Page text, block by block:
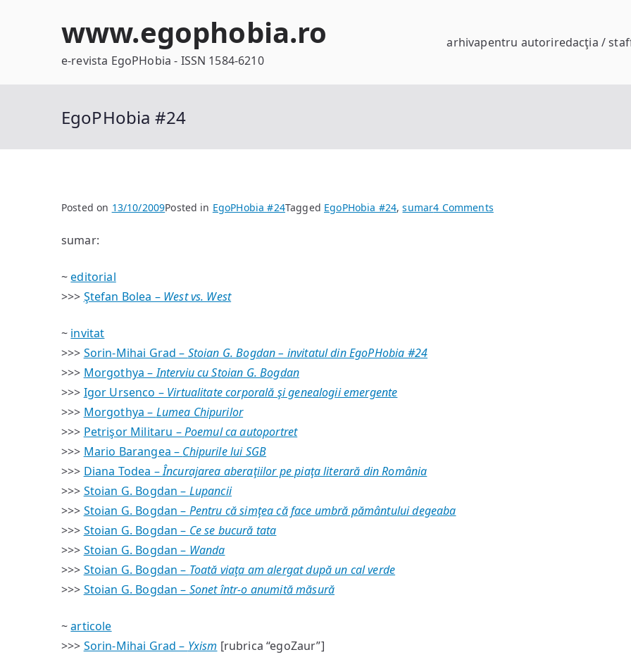
www.egophobia.ro
e-revista EgoPHobia - ISSN 1584-6210
arhivapentru autoriredacţia /
EgoPHobia #24
Posted on 13/10/2009Posted in EgoPHobia #24Tagged EgoPHobia #24,sumar4 Commentson
sumar:
~editorial
>>> Ştefan Bolea – West vs. West
~ invitat
>>> Sorin-Mihai Grad – Stoian G. Bogdan – invitatul din EgoPHobia #24
>>> Morgothya –Interviu cu Stoian G. Bogdan
>>> Igor Ursenco – Virtualitate corporală şi genealogii emergente
>>> Morgothya – Lumea Chipurilor
>>> Petrişor Militaru –Poemul ca autoportret
>>> Mario Barangea – Chipurile lui SGB
>>> Diana Todea –Încurajarea aberaţiilor pe piaţa literară din România
>>> Stoian G. Bogdan – Lupancii
>>> Stoian G. Bogdan – Pentru că simţea că face umbră pământului degeaba
>>> Stoian G. Bogdan – Ce se bucură tata
>>> Stoian G. Bogdan – Wanda
>>> Stoian G. Bogdan – Toată viaţa am alergat după un cal verde
>>> Stoian G. Bogdan – Sonet într-o anumită măsură
~articole
>>> Sorin-Mihai Grad – Yxism [rubrica “egoZaur”]